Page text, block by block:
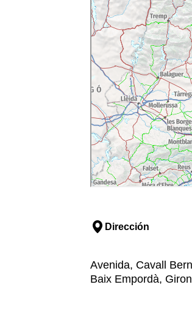
Dirección
Avenida, Cavall
Baix Empordà,